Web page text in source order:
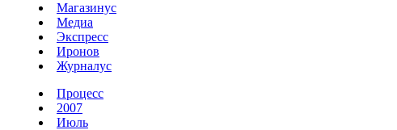
Магазинус
Медиа
Экспресс
Иронов
Журналус
Процесс
2007
Июль